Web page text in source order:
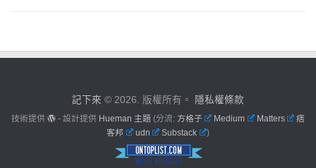
記下來 © 2026. 版權所有。 隱私權條款
技術提供 - 設計提供 Hueman 主題 (分流: 方格子 Medium Matters
痞
客邦
udn Substack )